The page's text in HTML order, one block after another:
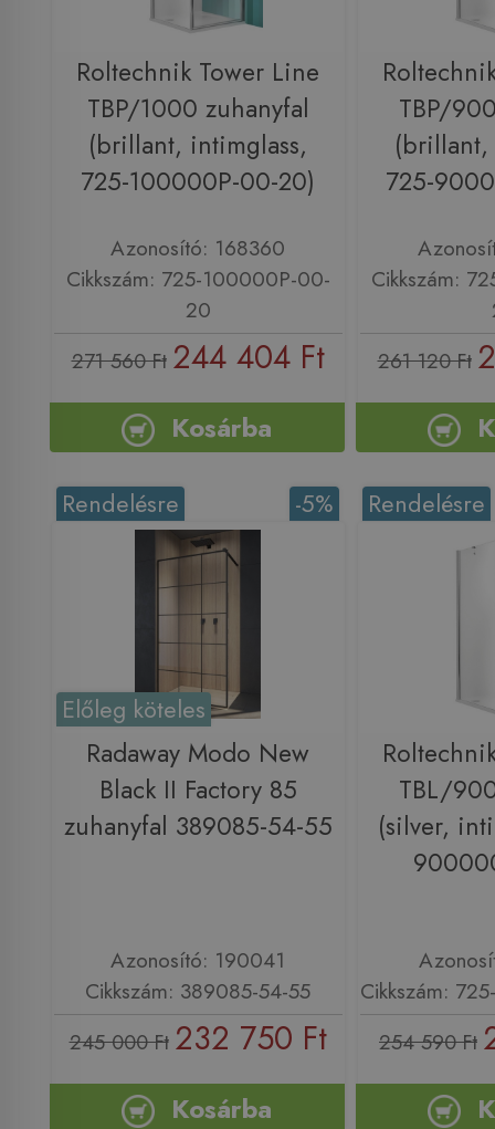
Roltechnik Tower Line
TBP/1000 zuhanyfal
(brillant, intimglass,
725-100000P-00-20)
Azonosító: 168360
Cikkszám: 725-100000P-00-
20
271 560 Ft 244 404 Ft
Kosárba
TBP/
725-
Cikkszám:
261 120 Ft
-5%
Rendelésre
Előleg köteles
Radaway Modo New
Black II Factory 85
zuhanyfal 389085-54-55
Azonosító: 190041
Cikkszám: 389085-54-55
245 000 Ft 232 750 Ft
Kosárba
Rendelésre
TBL/
(silver,
Cikkszám:
254 590 Ft